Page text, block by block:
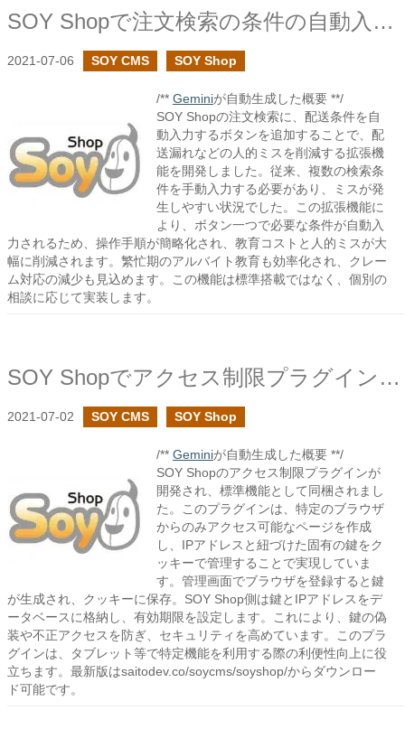
SOY Shopで注文検索の条件の自動入力で教育コストと人的ミスを減らす
2021-07-06 SOY CMS SOY Shop
/** Geminiが自動生成した概要 **/
SOY Shopの注文検索に、配送条件を自
動入力するボタンを追加することで、配
送漏れなどの人的ミスを削減する拡張機
能を開発しました。従来、複数の検索条
件を手動入力する必要があり、ミスが発
生しやすい状況でした。この拡張機能に
より、ボタン一つで必要な条件が自動入
力されるため、操作手順が簡略化され、教育コストと人的ミスが大
幅に削減されます。繁忙期のアルバイト教育も効率化され、クレー
ム対応の減少も見込めます。この機能は標準搭載ではなく、個別の
相談に応じて実装します。
SOY Shopでアクセス制限プラグインを作成しました
2021-07-02 SOY CMS SOY Shop
/** Geminiが自動生成した概要 **/
SOY Shopのアクセス制限プラグインが
開発され、標準機能として同梱されまし
た。このプラグインは、特定のブラウザ
からのみアクセス可能なページを作成
し、IPアドレスと紐づけた固有の鍵をク
ッキーで管理することで実現していま
す。管理画面でブラウザを登録すると鍵
が生成され、クッキーに保存。SOY Shop側は鍵とIPアドレスをデ
ータベースに格納し、有効期限を設定します。これにより、鍵の偽
装や不正アクセスを防ぎ、セキュリティを高めています。このプラ
グインは、タブレット等で特定機能を利用する際の利便性向上に役
立ちます。最新版はsaitodev.co/soycms/soyshop/からダウンロー
ド可能です。